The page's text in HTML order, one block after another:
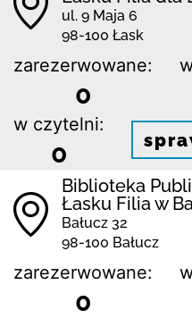
ul. 9 Maja 6
98-100 Łask
zarezerwowane:
0
w czytelni:
0
Biblioteka
Łasku Filia w
Bałucz 32
98-100 Bałucz
zarezerwowane:
0